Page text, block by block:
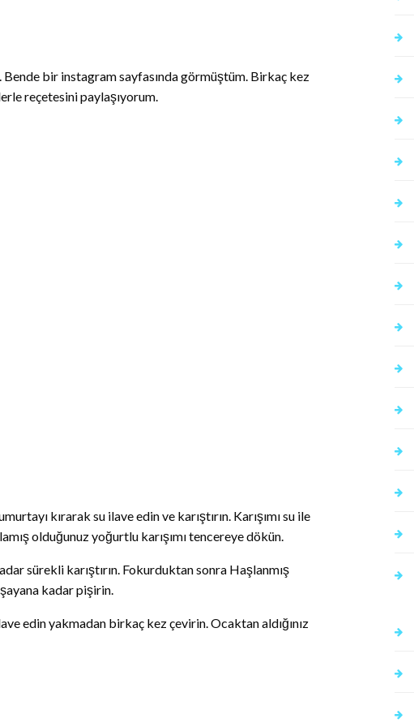
bir instagram sayfasında görmüştüm. Birkaç kez
reçetesini paylaşıyorum.
kırarak su ilave edin ve karıştırın. Karışımı su ile
olduğunuz yoğurtlu karışımı tencereye dökün.
sürekli karıştırın. Fokurduktan sonra Haşlanmış
kadar pişirin.
edin yakmadan birkaç kez çevirin. Ocaktan aldığınız